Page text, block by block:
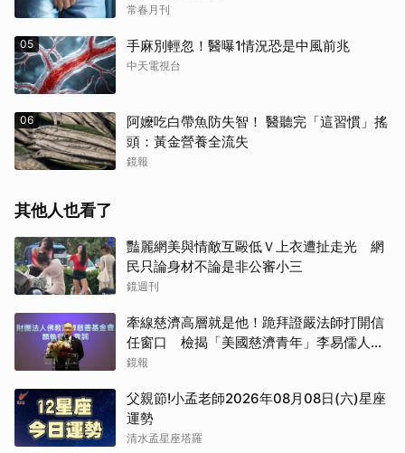
常春月刊
05 手麻別輕忽！醫曝1情況恐是中風前兆
中天電視台
06
阿嬤吃白帶魚防失智！ 醫聽完「這習慣」搖
頭：黃金營養全流失
鏡報
其他人也看了
豔麗網美與情敵互毆低Ｖ上衣遭扯走光 網
民只論身材不論是非公審小三
鏡週刊
牽線慈濟高層就是他！跪拜證嚴法師打開信
任窗口 檢揭「美國慈濟青年」李易儒人脈
網絡
鏡報
父親節!小孟老師2026年08月08日(六)星座
運勢
清水孟星座塔羅